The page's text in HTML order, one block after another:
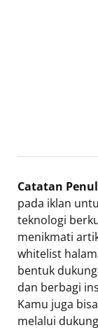
Catatan
pada iklan
teknologi
menikmati
whitelist
bentuk
dan berbagi
Kamu juga
melalui